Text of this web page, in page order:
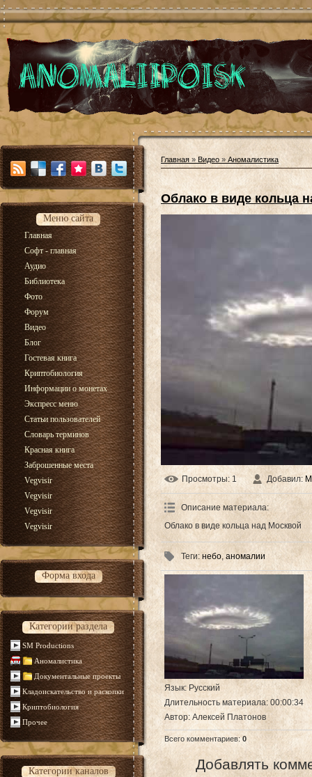
Меню сайта
Главная
Софт - главная
Аудио
Библиотека
Фото
Форум
Видео
Блог
Гостевая книга
Криптобиология
Информации о монетах
Экспресс меню
Статьи пользователей
Словарь терминов
Красная книга
Заброшенные места
Vegvisir
Vegvisir
Vegvisir
Vegvisir
Форма входа
Категории раздела
SM Productions
Аномалистика
Документальные проекты
Кладоискательство и раскопки
Криптобиология
Прочее
Категории каналов
Главная » Видео » Аномалистика
Облако в виде кольца
Просмотры: 1 Добавил:
Описание материала:
Облако в виде кольца над Москвой
Теги: небо, аномалии
Язык: Русский
Длительность материала: 00:00:34
Автор: Алексей Платонов
Всего комментариев:0
Добавлять